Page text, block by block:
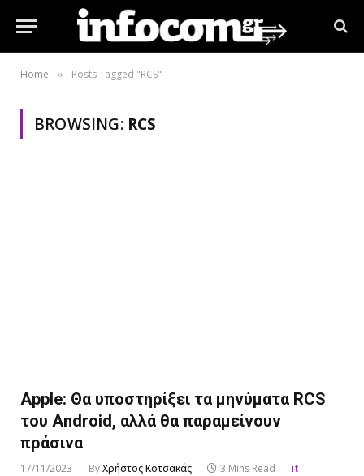
Home » Posts Tagged "RCS"
BROWSING: RCS
Apple: Θα υποστηρίξει τα μηνύματα RCS
του Android, αλλά θα παραμείνουν
πράσινα
17/11/2023 ByΧρήστος Κοτσακάς 3 Mins Read it